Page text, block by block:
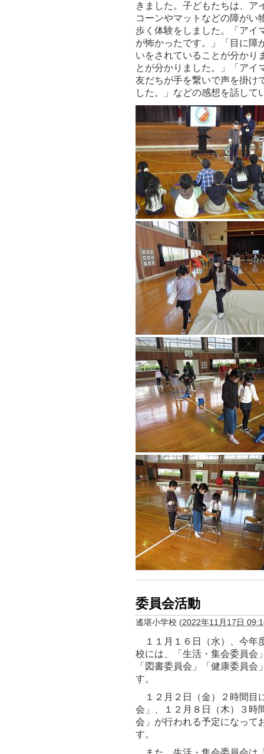
きました。子どもたちは、ア
コーンやマットなどの障がい
歩く体験をしました。「アイ
が怖かったです。」「目に障
いをされていることが分かり
とが分かりました。」「アイ
友だちが手を繋いで声を掛け
した。」などの感想を話して
委員会活動
遙堪小学校 (2022年11月17日
１１月１６日（水）、今年
校には、「生活・集会委員会
「図書委員会」「健康委員
す。
１２月２日（金）２時間目
会」、１２月８日（木）３時
会」が行われる予定になって
す。